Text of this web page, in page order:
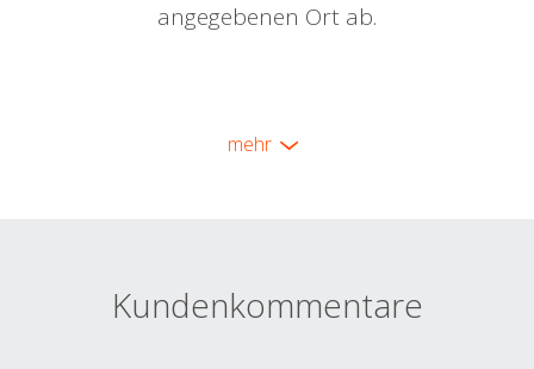
angegebenen Ort ab.
mehr
Kundenkommentare